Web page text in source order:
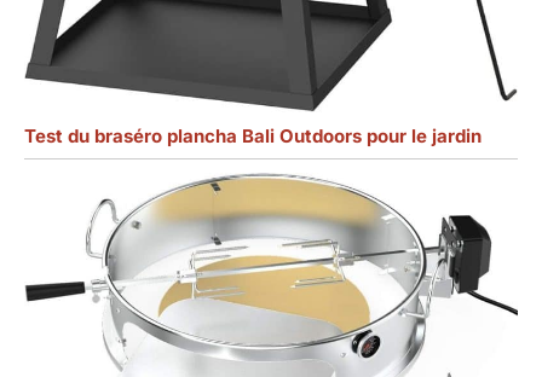
Test du braséro plancha Bali Outdoors pour le jardin